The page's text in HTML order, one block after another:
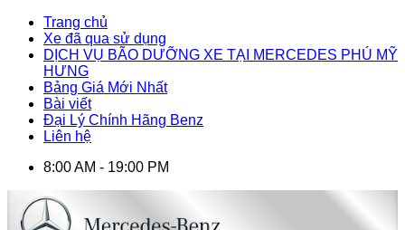
Trang chủ
Xe đã qua sử dụng
DỊCH VỤ BÃO DƯỠNG XE TẠI MERCEDES PHÚ MỸ
HƯNG
Bảng Giá Mới Nhất
Bài viết
Đại Lý Chính Hãng Benz
Liên hệ
8:00 AM - 19:00 PM